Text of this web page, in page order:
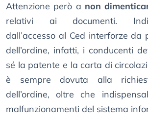
Attenzione però a non
relativi ai documenti.
dall’accesso al Ced interforze da
dell’ordine, infatti, i conducenti
sé la patente e la carta di
è sempre dovuta alla
dell’ordine, oltre che
malfunzionamenti del sistema